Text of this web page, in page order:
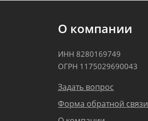
О компании
ИНН 8280169749
ОГРН 1175029690043
Задать вопрос
Форма обратной связи